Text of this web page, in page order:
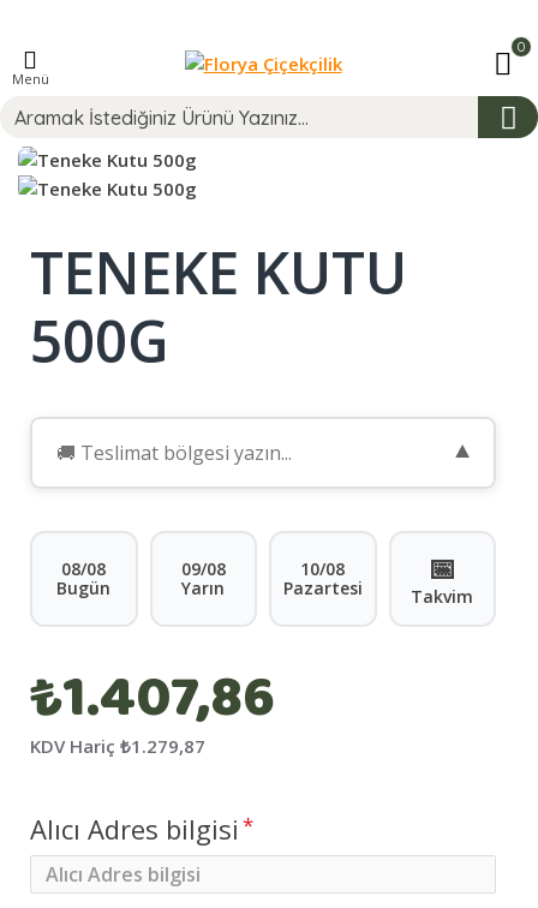
Menü
0
TENEKE KUTU
500G
▼
08/08
Bugün
09/08
Yarın
10/08
Pazartesi
📅
Takvim
₺1.407,86
KDV Hariç ₺1.279,87
Alıcı Adres bilgisi